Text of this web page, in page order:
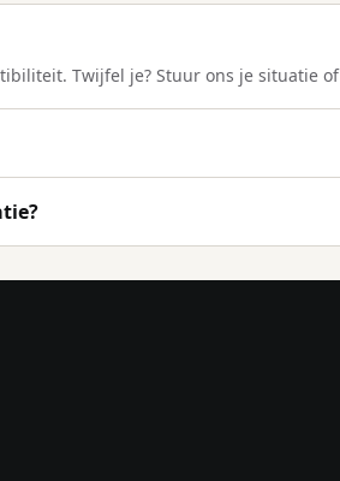
Twijfel je? Stuur ons je situatie